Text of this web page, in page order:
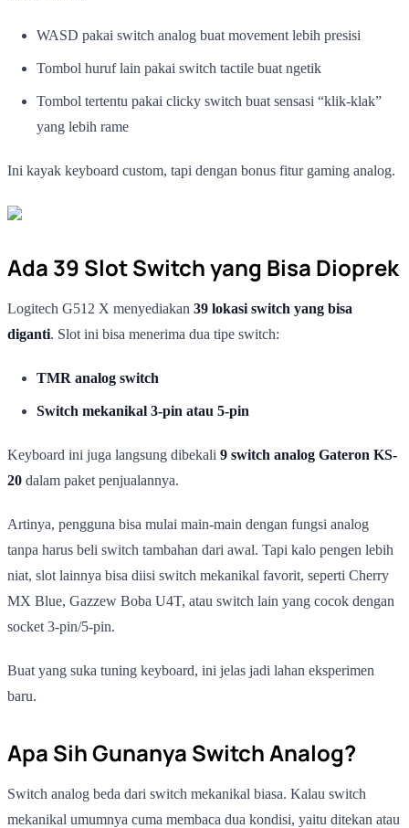
WASD pakai switch analog buat movement lebih presisi
Tombol huruf lain pakai switch tactile buat ngetik
Tombol tertentu pakai clicky switch buat sensasi “klik-klak”
yang lebih rame
Ini kayak keyboard custom, tapi dengan bonus fitur gaming analog.
Ada 39 Slot Switch yang Bisa Dioprek
Logitech G512 X menyediakan 39 lokasi switch yang bisa
diganti. Slot ini bisa menerima dua tipe switch:
TMR analog switch
Switch mekanikal 3-pin atau 5-pin
Keyboard ini juga langsung dibekali 9 switch analog Gateron KS-
20 dalam paket penjualannya.
Artinya, pengguna bisa mulai main-main dengan fungsi analog
tanpa harus beli switch tambahan dari awal. Tapi kalo pengen lebih
niat, slot lainnya bisa diisi switch mekanikal favorit, seperti Cherry
MX Blue, Gazzew Boba U4T, atau switch lain yang cocok dengan
socket 3-pin/5-pin.
Buat yang suka tuning keyboard, ini jelas jadi lahan eksperimen
baru.
Apa Sih Gunanya Switch Analog?
Switch analog beda dari switch mekanikal biasa. Kalau switch
mekanikal umumnya cuma membaca dua kondisi, yaitu ditekan atau